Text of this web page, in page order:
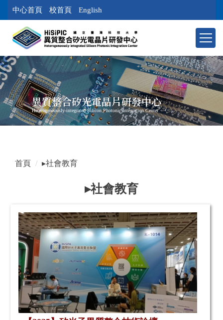
到
內
容
區
塊
中心首頁 校首頁 English
異質整合矽光電晶片研發中心
Heterogeneously-integrated Silicon Photonic Integration Center
首頁 ▸社會教育
▸社會教育